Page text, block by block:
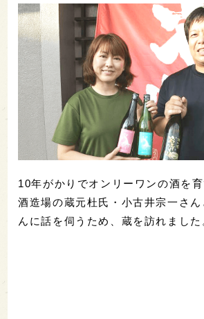
10年がかりでオンリーワンの酒を
酒造場の蔵元杜氏・小古井宗一さん
んに話を伺うため、蔵を訪れました